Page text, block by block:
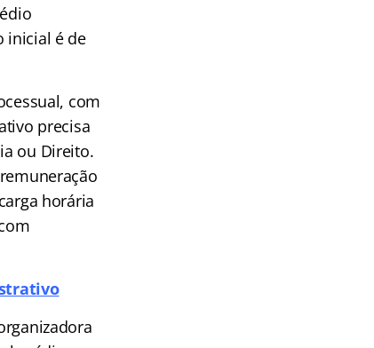
inicial é de
com
precisa
ou Direito.
horária